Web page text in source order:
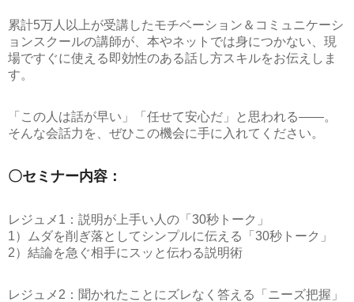
累計5万人以上が受講したモチベーション＆コミュニケーシ
ョンスクールの講師が、本やネットでは身につかない、現
場ですぐに使える即効性のある話し方スキルをお伝えしま
す。
「この人は話が早い」「任せて安心だ」と思われる――。
そんな会話力を、ぜひこの機会に手に入れてください。
〇セミナー内容：
レジュメ1：説明が上手い人の「30秒トーク」
1）ムダを削ぎ落としてシンプルに伝える「30秒トーク」
2）結論を急ぐ相手にスッと伝わる説明術
レジュメ2：聞かれたことにズレなく答える「ニーズ把握」